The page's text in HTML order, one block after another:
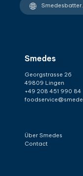
Smedes
Georgstrasse 26
49809 Lingen
+49 208 451 990 84
Über Smedes
Contact